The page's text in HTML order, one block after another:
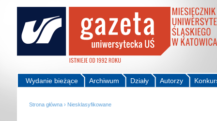
Autorzy
Działy
Archiwum
Wydanie bieżące
Strona główna › Niesklasyfikowane